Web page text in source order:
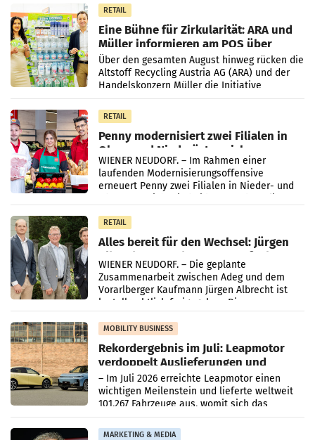
RETAIL
Eine Bühne für Zirkularität: ARA und
Müller informieren am POS über
Kreislauffähigkeit
Über den gesamten August hinweg rücken die
Altstoff Recycling Austria AG (ARA) und der
Handelskonzern Müller die Initiative
„Kreislauf-Helden“ in allen österreichischen
Müller-Filialen
RETAIL
Penny modernisiert zwei Filialen in
Ober- und Niederösterreich
WIENER NEUDORF. – Im Rahmen einer
laufenden Modernisierungsoffensive
erneuert Penny zwei Filialen in Nieder- und
RETAIL
Alles bereit für den Wechsel: Jürgen
Albrecht setzt ab 1.1.2027 auf Adeg
WIENER NEUDORF. – Die geplante
Zusammenarbeit zwischen Adeg und dem
Vorarlberger Kaufmann Jürgen Albrecht ist
kartellrechtlich freigegeben: Die
Bundeswettbewerbsbehörde und der
Bundeskartellanwalt
MOBILITY BUSINESS
Rekordergebnis im Juli: Leapmotor
verdoppelt Auslieferungen und
überschreitet die 100.000er-Marke
– Im Juli 2026 erreichte Leapmotor einen
wichtigen Meilenstein und lieferte weltweit
101.267 Fahrzeuge aus, womit sich das
Ergebnis gegenüber Juli 2025 mehr als
verdoppelte (+102
MARKETING & MEDIA